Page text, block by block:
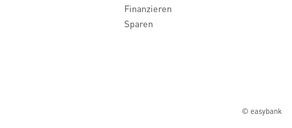
Finanzieren
Sparen
© easybank